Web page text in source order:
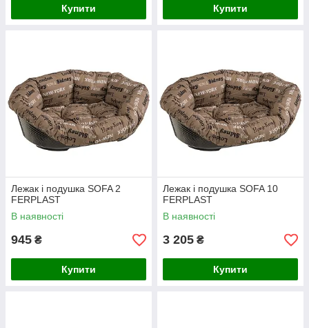
Купити Купити
Лежак і подушка SOFA 2
FERPLAST
В наявності
945 ₴
Купити
Лежак і подушка SOFA 10
FERPLAST
В наявності
3 205 ₴
Купити